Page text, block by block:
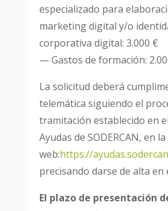
especializado para
marketingdigital y/o
corporativa digital: 3.000 €
— Gastos de formación:
La solicitud deberá
telemática siguiendo el
tramitación establecido en
Ayudas de SODERCAN, en
web:https://
precisando darse de alta en
El plazo de presentación